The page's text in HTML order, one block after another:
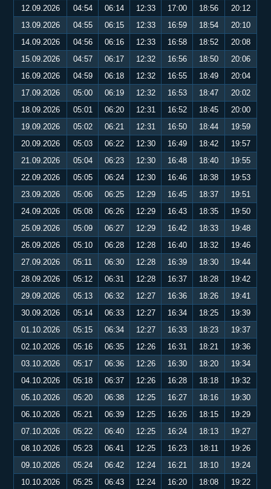
12.09.2026
04:54 06:14 12:33 17:00 18:56
20:12
13.09.2026
04:55 06:15 12:33 16:59 18:54
20:10
14.09.2026
04:56 06:16 12:33 16:58 18:52
20:08
15.09.2026
04:57 06:17 12:32 16:56 18:50
20:06
16.09.2026
04:59 06:18 12:32 16:55 18:49
20:04
17.09.2026
05:00 06:19 12:32 16:53 18:47
20:02
18.09.2026
05:01 06:20 12:31 16:52 18:45
20:00
19.09.2026
05:02 06:21 12:31 16:50 18:44
19:59
20.09.2026
05:03 06:22 12:30 16:49 18:42
19:57
21.09.2026
05:04 06:23 12:30 16:48 18:40
19:55
22.09.2026
05:05 06:24 12:30 16:46 18:38
19:53
23.09.2026
05:06 06:25 12:29 16:45 18:37
19:51
24.09.2026
05:08 06:26 12:29 16:43 18:35
19:50
25.09.2026
05:09 06:27 12:29 16:42 18:33
19:48
26.09.2026
05:10 06:28 12:28 16:40 18:32
19:46
27.09.2026
05:11 06:30 12:28 16:39 18:30
19:44
28.09.2026
05:12 06:31 12:28 16:37 18:28
19:42
29.09.2026
05:13 06:32 12:27 16:36 18:26
19:41
30.09.2026
05:14 06:33 12:27 16:34 18:25
19:39
01.10.2026
05:15 06:34 12:27 16:33 18:23
19:37
02.10.2026
05:16 06:35 12:26 16:31 18:21
19:36
03.10.2026
05:17 06:36 12:26 16:30 18:20
19:34
04.10.2026
05:18 06:37 12:26 16:28 18:18
19:32
05.10.2026
05:20 06:38 12:25 16:27 18:16
19:30
06.10.2026
05:21 06:39 12:25 16:26 18:15
19:29
07.10.2026
05:22 06:40 12:25 16:24 18:13
19:27
08.10.2026
05:23 06:41 12:25 16:23 18:11
19:26
09.10.2026
05:24 06:42 12:24 16:21 18:10
19:24
10.10.2026
05:25 06:43 12:24 16:20 18:08
19:22